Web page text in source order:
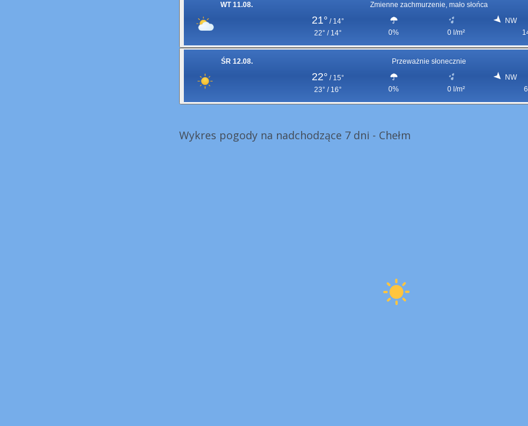
WT 11.08. Zmienne zachmurzenie, mało słońca
21° / 14°
22° / 14°
0% 0 l/m²
NW
ŚR 12.08. Przeważnie słonecznie
22° / 15°
23° / 16°
0% 0 l/m²
NW
Wykres pogody na nadchodzące 7 dni - Chełm